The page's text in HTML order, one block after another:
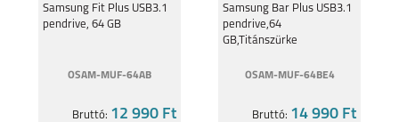
S25 EDGE
Samsung Fit Plus USB3.1
pendrive, 64 GB
OSAM-MUF-64AB
Bruttó: 12 990 Ft
GB,Titánszürke
Samsung Bar Plus USB3.1
pendrive,64
GB,Titánszürke
OSAM-MUF-64BE4
Bruttó: 14 990 Ft